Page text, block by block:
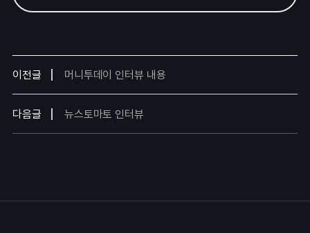
이전글 머니투데이 인터뷰 내용
다음글 뉴스토마토 인터뷰